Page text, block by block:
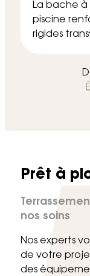
La bache à
piscine
rigides
Prêt à
nos soins
Nos experts
de votre
des